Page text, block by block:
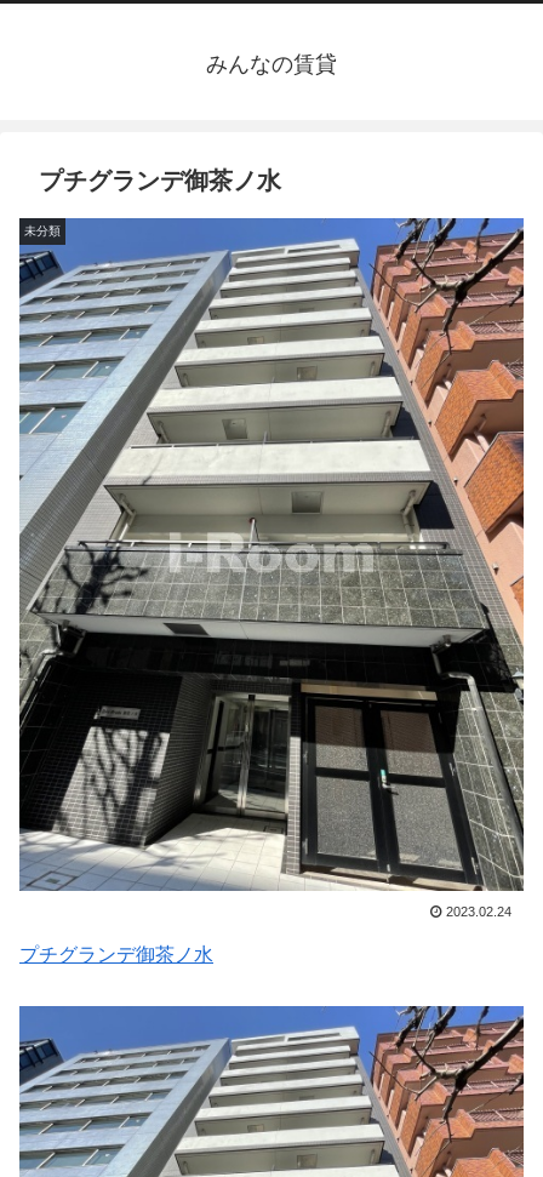
みんなの賃貸
プチグランデ御茶ノ水
未分類
2023.02.24
プチグランデ御茶ノ水